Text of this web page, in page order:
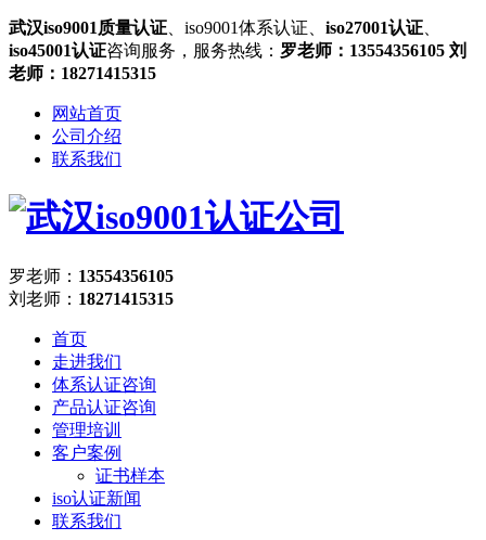
武汉iso9001质量认证 、iso9001体系认证、 iso27001认证
iso45001认证咨询服务，服务热线： 罗老师：13554356105 刘
老师：18271415315
网站首页
公司介绍
联系我们
罗老师： 13554356105
刘老师： 18271415315
首页
走进我们
体系认证咨询
产品认证咨询
管理培训
客户案例
证书样本
iso认证新闻
联系我们